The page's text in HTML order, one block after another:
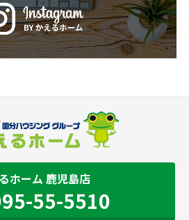
ホーム 鹿児島店
55-5510